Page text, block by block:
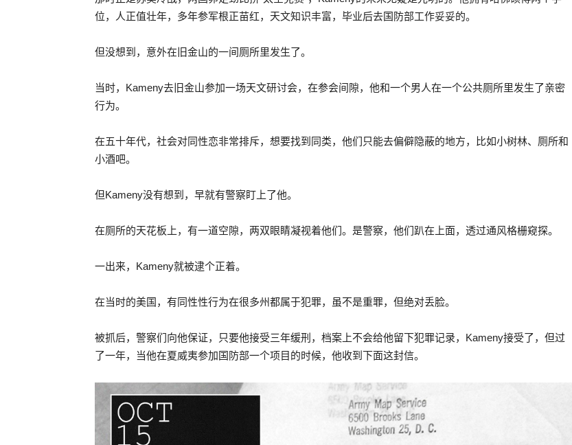
位，人正值壮年，多年参军根正苗红，天文知识丰富，毕业后去国防部工作妥妥的。
但没想到，意外在旧金山的一间厕所里发生了。
当时，Kameny去旧金山参加一场天文研讨会，在参会间隙，他和一个男人在一个公共厕所里发生了亲密
行为。
在五十年代，社会对同性恋非常排斥，想要找到同类，他们只能去偏僻隐蔽的地方，比如小树林、厕所和
小酒吧。
但Kameny没有想到，早就有警察盯上了他。
在厕所的天花板上，有一道空隙，两双眼睛凝视着他们。是警察，他们趴在上面，透过通风格栅窥探。
一出来，Kameny就被逮个正着。
在当时的美国，有同性性行为在很多州都属于犯罪，虽不是重罪，但绝对丢脸。
被抓后，警察们向他保证，只要他接受三年缓刑，档案上不会给他留下犯罪记录，Kameny接受了，但过
了一年，当他在夏威夷参加国防部一个项目的时候，他收到下面这封信。